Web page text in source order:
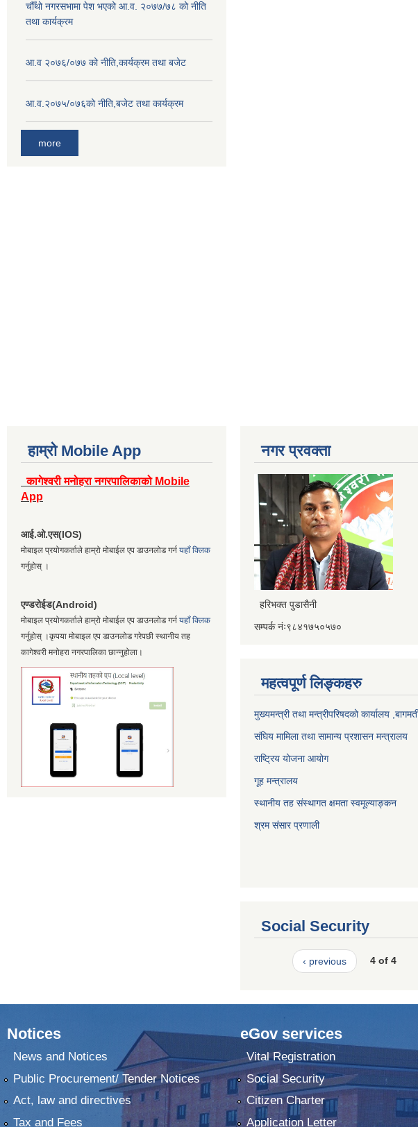
चौँथो नगरसभामा पेश भएको आ.व. २०७७/७८ को नीति
तथा कार्यक्रम
आ.व २०७६/०७७ को नीति,कार्यक्रम तथा बजेट
आ.व.२०७५/०७६को नीति,बजेट तथा कार्यक्रम
more
हाम्रो Mobile App
कागेश्वरी मनोहरा नगरपालिकाको Mobile
App
आई.ओ.एस(IOS)
मोबाइल प्रयोगकर्ताले हाम्रो मोबाईल एप डाउनलोड गर्न यहाँ क्लिक
गर्नुहोस् ।
एण्डरोईड(Android)
मोबाइल प्रयोगकर्ताले हाम्रो मोबाईल एप डाउनलोड गर्न यहाँ क्लिक
गर्नुहोस् ।कृपया मोबाइल एप डाउनलोड गरेपछी स्थानीय तह
कागेश्वरी मनोहरा नगरपालिका छान्नुहोला।
नगर प्रवक्ता
हरिभक्त पुडासैनी
सम्पर्क नंः९८४१७५०५७०
महत्वपूर्ण लिङ्कहरु
मुख्यमन्त्री तथा मन्त्रीपरिषदको कार्यालय
संघिय मामिला तथा सामान्य प्रशासन मन्त्रालय
राष्ट्रिय योजना आयोग
गूह मन्त्रालय
स्थानीय तह संस्थागत क्षमता स्वमूल्याङ्कन
श्रम संसार प्रणाली
Social Security
‹ previous 4 of 4
Notices
News and Notices
Public Procurement/ Tender Notices
Act, law and directives
Tax and Fees
eGov services
Vital Registration
Social Security
Citizen Charter
Application Letter